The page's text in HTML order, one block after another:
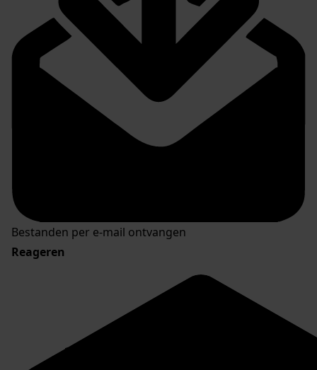
Bestanden per e-mail ontvangen
Reageren